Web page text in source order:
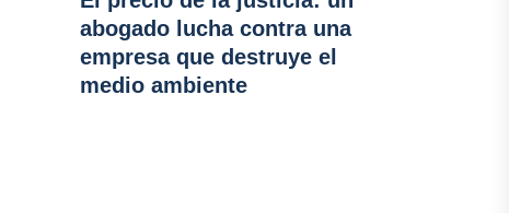
abogado lucha contra una
empresa que destruye el
medio ambiente